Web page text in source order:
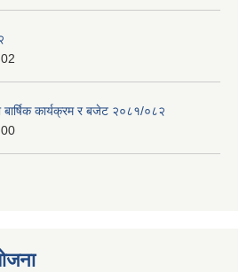
बार्षिक कार्यक्रम र बजेट २०८१/०८२